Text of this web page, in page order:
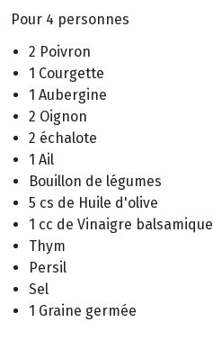
Pour 4 personnes
2 Poivron
1 Courgette
1 Aubergine
2 Oignon
2 échalote
1 Ail
Bouillon de légumes
5 cs de Huile d'olive
1 cc de Vinaigre balsamique
Thym
Persil
Sel
1 Graine germée